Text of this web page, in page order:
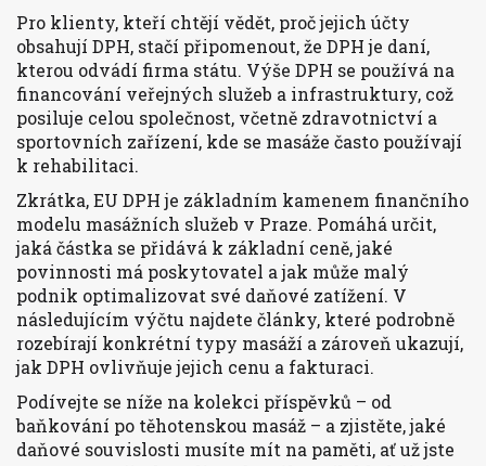
Pro klienty, kteří chtějí vědět, proč jejich účty
obsahují DPH, stačí připomenout, že DPH je daní,
kterou odvádí firma státu. Výše DPH se používá na
financování veřejných služeb a infrastruktury, což
posiluje celou společnost, včetně zdravotnictví a
sportovních zařízení, kde se masáže často používají
k rehabilitaci.
Zkrátka, EU DPH je základním kamenem finančního
modelu masážních služeb v Praze. Pomáhá určit,
jaká částka se přidává k základní ceně, jaké
povinnosti má poskytovatel a jak může malý
podnik optimalizovat své daňové zatížení. V
následujícím výčtu najdete články, které podrobně
rozebírají konkrétní typy masáží a zároveň ukazují,
jak DPH ovlivňuje jejich cenu a fakturaci.
Podívejte se níže na kolekci příspěvků – od
baňkování po těhotenskou masáž – a zjistěte, jaké
daňové souvislosti musíte mít na paměti, ať už jste